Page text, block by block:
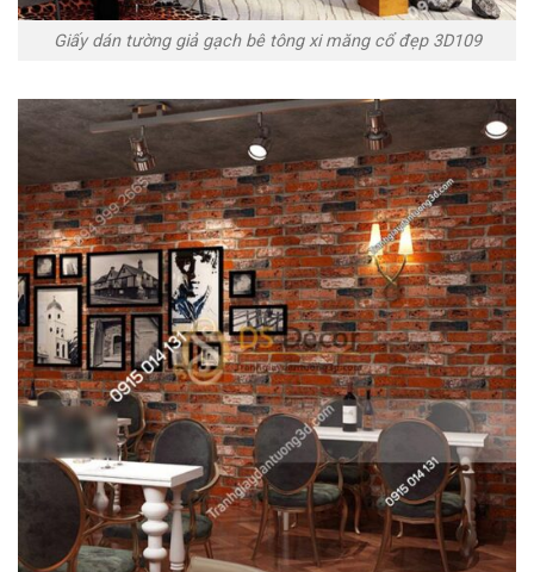
Giấy dán tường giả gạch bê tông xi măng cổ đẹp 3D109